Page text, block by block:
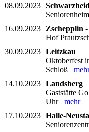
08.09.2023
16.09.2023
Zschepplin
Hof
30.09.2023 Leitzkau
Oktoberfest
Schloß
14.10.2023 Landsberg
Gaststätte
Uhr mehr
17.10.2023 Halle-